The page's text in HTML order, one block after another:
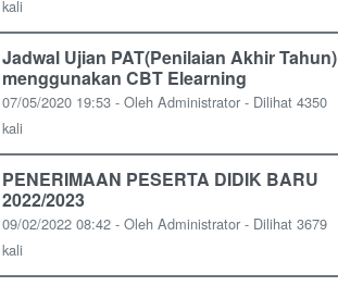
kali
Jadwal Ujian PAT(Penilaian Akhir Tahun)
menggunakan CBT Elearning
07/05/2020 19:53 - Oleh Administrator - Dilihat 4350
kali
PENERIMAAN PESERTA DIDIK BARU
2022/2023
09/02/2022 08:42 - Oleh Administrator - Dilihat 3679
kali